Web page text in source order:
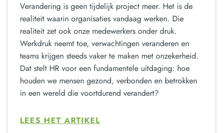
Verandering is geen tijdelijk project meer. Het is de
realiteit waarin organisaties vandaag werken. Die
realiteit zet ook onze medewerkers onder druk.
Werkdruk neemt toe, verwachtingen veranderen en
teams krijgen steeds vaker te maken met onzekerheid.
Dat stelt HR voor een fundamentele uitdaging: hoe
houden we mensen gezond, verbonden en betrokken
in een wereld die voortdurend verandert?
LEES HET ARTIKEL